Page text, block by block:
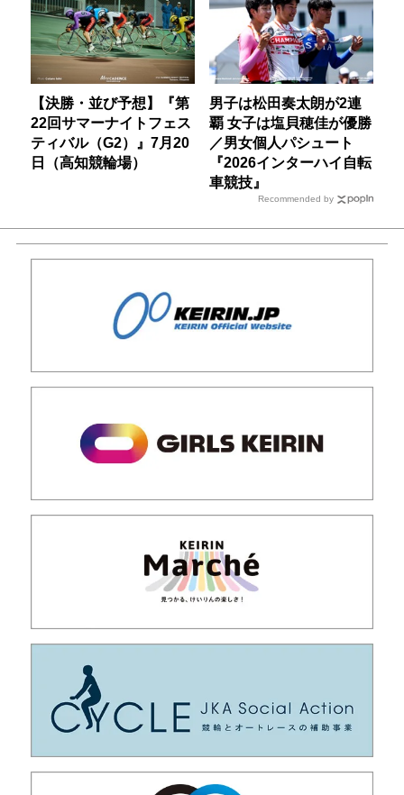
【決勝・並び予想】『第
22回サマーナイトフェス
ティバル（G2）』7月20
日（高知競輪場）
男子は松田奏太朗が2連
覇 女子は塩貝穂佳が優勝
／男女個人パシュート
『2026インターハイ自転
車競技』
Recommended by